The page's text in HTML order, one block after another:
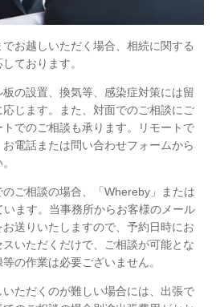
お越しいただく場合、相続に関する
ております。
の設置、換気等、感染症対策には留
じます。また、対面でのご相談にご
でのご相談も承ります。リモートで
電話または問い合わせフォームから
ご相談の場合、「Whereby」または
います。当事務所からお客様のメール
送りいたしますので、予約日時にお
いただくだけで、ご相談が可能とな
の作業は必要ございません。
ただくのが難しい場合には、出張で